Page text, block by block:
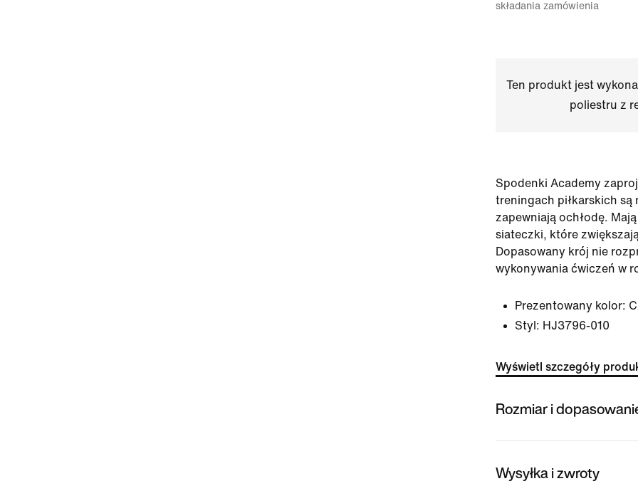
składania zamówienia
Ten produkt jest
poliestru z
Spodenki Academy
treningach piłkarskich są
zapewniają ochłodę.
siateczki, które
Dopasowany krój nie
wykonywania ćwiczeń w
Prezentowany kolor:
Styl: HJ3796-010
Wyświetl szczegóły
Rozmiar i
Wysyłka i zwroty